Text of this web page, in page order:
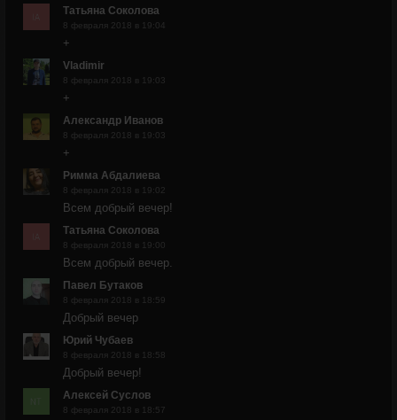
Татьяна Соколова
8 февраля 2018 в 19:04
+
Vladimir
8 февраля 2018 в 19:03
+
Александр Иванов
8 февраля 2018 в 19:03
+
Римма Абдалиева
8 февраля 2018 в 19:02
Всем добрый вечер!
Татьяна Соколова
8 февраля 2018 в 19:00
Всем добрый вечер.
Павел Бутаков
8 февраля 2018 в 18:59
Добрый вечер
Юрий Чубаев
8 февраля 2018 в 18:58
Добрый вечер!
Алексей Суслов
8 февраля 2018 в 18:57